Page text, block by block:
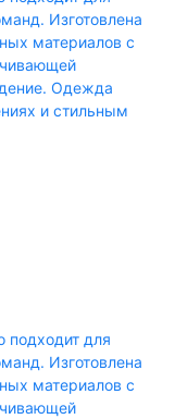
Изготовлена
материалов с
Одежда
и стильным
подходит для
Изготовлена
материалов с